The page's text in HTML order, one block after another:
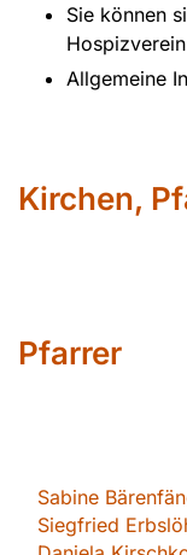
Sie können
Allgemeine
Kirchen,
Pfarrer
Sabine
Siegfried